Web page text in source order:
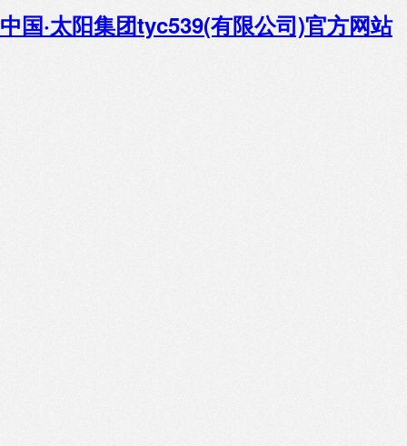
中国·太阳集团tyc539(有限公司)官方网站